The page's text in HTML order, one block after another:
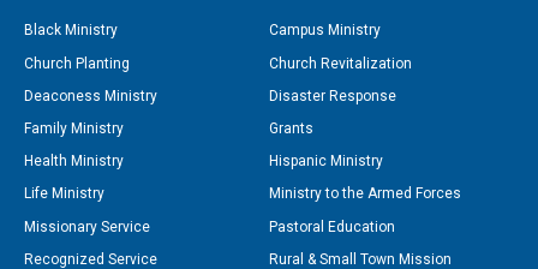
Black Ministry
Campus Ministry
Church Planting
Church Revitalization
Deaconess Ministry
Disaster Response
Family Ministry
Grants
Health Ministry
Hispanic Ministry
Life Ministry
Ministry to the Armed Forces
Missionary Service
Pastoral Education
Recognized Service
Rural & Small Town Mission